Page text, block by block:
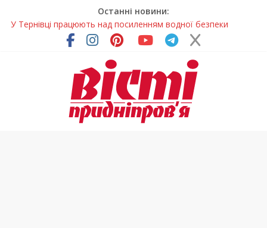
Останні новини:
У Тернівці працюють над посиленням водної безпеки
На Дніпропетровщині різко зросла кількість пожеж в
У Самарі провели незвичайний майстер-клас
Світлові рішення майстрів із Дніпра визнали найкращими в
Засинання після півночі може негативно впливати на